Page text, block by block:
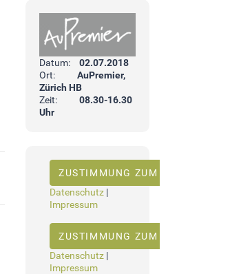
Datum:
02.07.2018
Ort:
AuPremier,
Zürich HB
Zeit:
08.30-16.30
Uhr
ZUSTIMMUNG ZUM "YOUTUBE"
Datenschutz|
Impressum
ZUSTIMMUNG ZUM "YOUTUBE"
Datenschutz|
Impressum